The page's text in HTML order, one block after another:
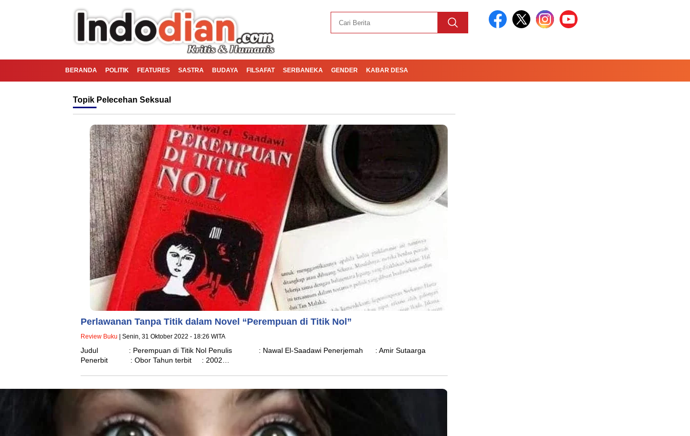
BERANDA POLITIK FEATURES SASTRA BUDAYA FILSAFAT SERBANEKA GENDER KABAR DESA
Topik Pelecehan Seksual
Perlawanan Tanpa Titik dalam Novel “Perempuan di Titik Nol”
Review Buku | Senin, 31 Oktober 2022 - 18:26 WITA
Judul : Perempuan di Titik Nol Penulis : Nawal El-Saadawi Penerjemah : Amir Sutaarga
Penerbit : Obor Tahun terbit : 2002…